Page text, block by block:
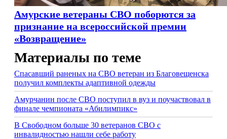
Амурские ветераны СВО поборются за
признание на всероссийской премии
«Возвращение»
Материалы по теме
Спасавший раненых на СВО ветеран из Благовещенска
получил комплекты адаптивной одежды
Амурчанин после СВО поступил в вуз и поучаствовал в
финале чемпионата «Абилимпикс»
В Свободном больше 30 ветеранов СВО с
инвалидностью нашли себе работу